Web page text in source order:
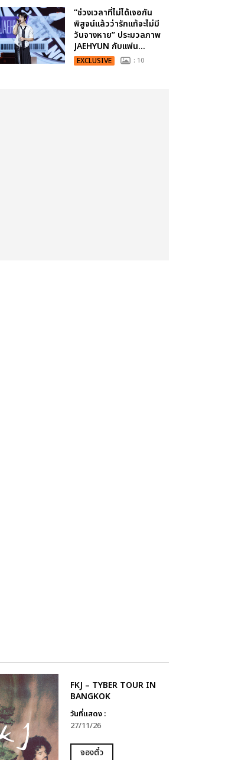
“ช่วงเวลาที่ไม่ได้เจอกัน
พิสูจน์แล้วว่ารักแท้จะไม่มี
วันจางหาย” ประมวลภาพ
JAEHYUN กับแฟน...
EXCLUSIVE : 10
FKJ – TYBER TOUR IN
BANGKOK
วันที่แสดง :
27/11/26
จองตั๋ว